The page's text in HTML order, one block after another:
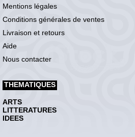
Mentions légales
Conditions générales de ventes
Livraison et retours
Aide
Nous contacter
THEMATIQUES
ARTS
LITTERATURES
IDEES